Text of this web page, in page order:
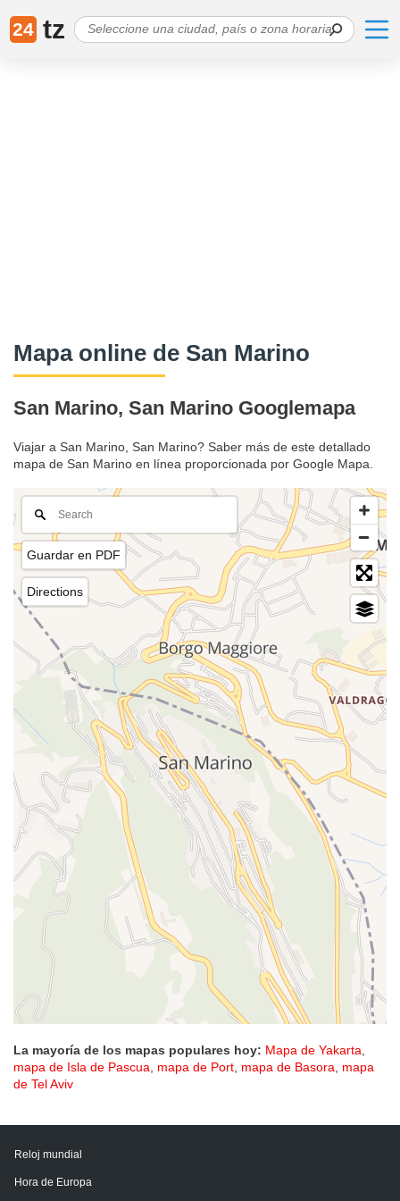
24 tz
Mapa online de San Marino
San Marino, San Marino Googlemapa
Viajar a San Marino, San Marino? Saber más de este detallado
mapa de San Marino en línea proporcionada por Google Mapa.
Guardar en PDF
Directions
La mayoría de los mapas populares hoy: Mapa de Yakarta,
mapa de Isla de Pascua, mapa de Port, mapa de Basora, mapa
de Tel Aviv
Reloj mundial
Hora de Europa